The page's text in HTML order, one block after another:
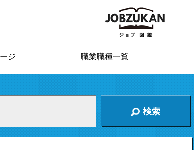
ジ 職業職種一覧
検索